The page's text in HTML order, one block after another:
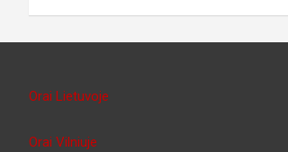
Orai Lietuvoje
Orai Vilniuje